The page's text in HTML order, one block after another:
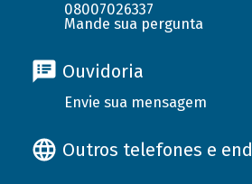
08007026337
Mande sua pergunta
Ouvidoria
Envie sua mensagem
Outros telefones e